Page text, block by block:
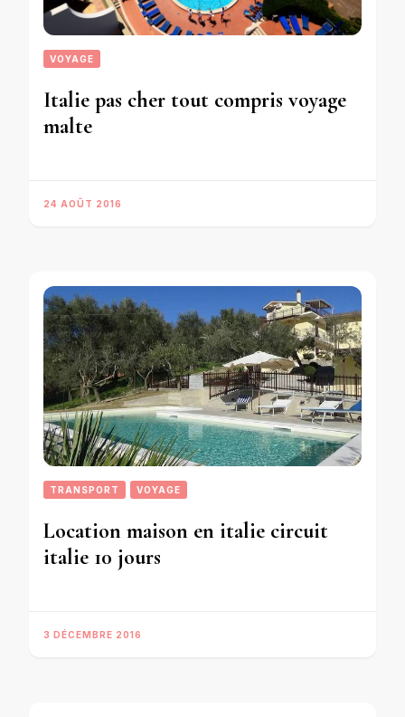
VOYAGE
Italie pas cher tout compris voyage
malte
24 AOÛT 2016
TRANSPORT VOYAGE
Location maison en italie circuit
italie 10 jours
3 DÉCEMBRE 2016